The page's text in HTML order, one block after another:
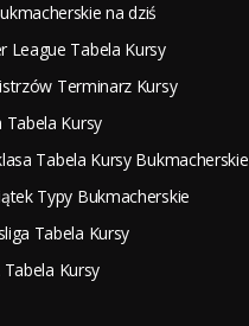
na dziś
League Tabela Kursy
Terminarz Kursy
Tabela Kursy
Tabela Kursy Bukmacherskie
Typy Bukmacherskie
Tabela Kursy
Tabela Kursy